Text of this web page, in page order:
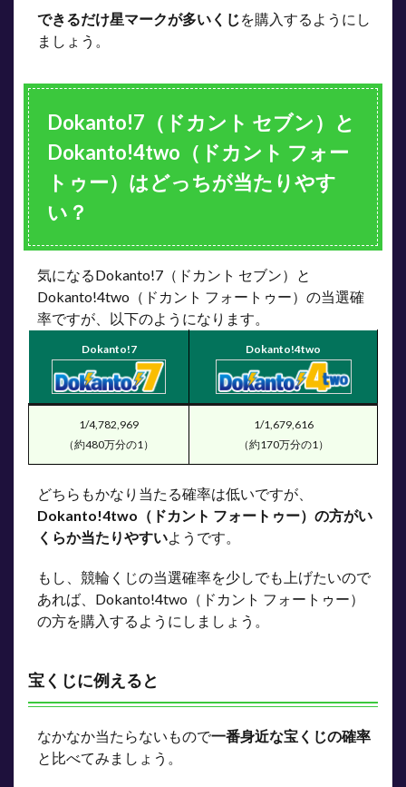
できるだけ星マークが多いくじを購入するようにし
ましょう。
Dokanto!7（ドカント セブン）と
Dokanto!4two（ドカント フォー
トゥー）はどっちが当たりやす
い？
気になるDokanto!7（ドカント セブン）と
Dokanto!4two（ドカント フォートゥー）の当選確
率ですが、以下のようになります。
Dokanto!7 Dokanto!4two
1/4,782,969
（約480万分の1）
1/1,679,616
（約170万分の1）
どちらもかなり当たる確率は低いですが、
Dokanto!4two（ドカント フォートゥー）の方がい
くらか当たりやすいようです。
もし、競輪くじの当選確率を少しでも上げたいので
あれば、Dokanto!4two（ドカント フォートゥー）
の方を購入するようにしましょう。
宝くじに例えると
なかなか当たらないもので一番身近な宝くじの確率
と比べてみましょう。